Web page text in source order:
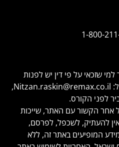
1-800-
שזכאי על פי דין יש לפנות
Nitzan.raskin@remax.co.il
,
לפני הקורס.
אחר הקשור עם האתר, שייכות
להעתיק, לשכפל, לפרסם,
המופיעים באתר זה, ללא